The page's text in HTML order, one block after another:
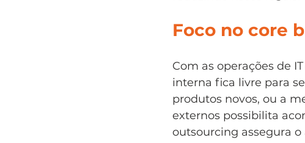
Foco no core
Com as operações de
interna fica livre para
produtos novos, ou a
externos possibilita
outsourcing assegura